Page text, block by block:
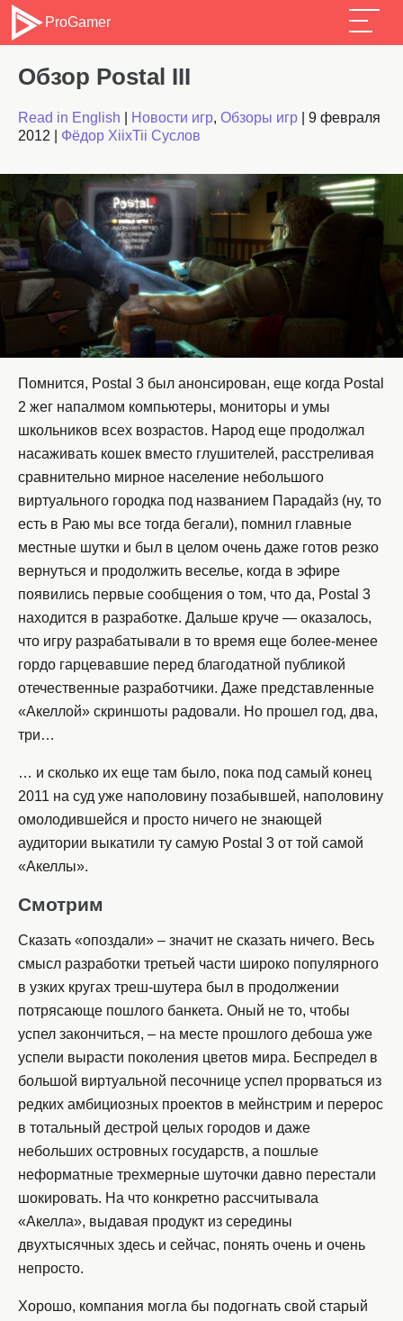
ProGamer
Обзор Postal III
Read in English Новости игр, Обзоры игр
9 февраля
2012
Фёдор XiixTii Суслов
Помнится, Postal 3 был анонсирован, еще когда Postal
2 жег напалмом компьютеры, мониторы и умы
школьников всех возрастов. Народ еще продолжал
насаживать кошек вместо глушителей, расстреливая
сравнительно мирное население небольшого
виртуального городка под названием Парадайз (ну, то
есть в Раю мы все тогда бегали), помнил главные
местные шутки и был в целом очень даже готов резко
вернуться и продолжить веселье, когда в эфире
появились первые сообщения о том, что да, Postal 3
находится в разработке. Дальше круче — оказалось,
что игру разрабатывали в то время еще более-менее
гордо гарцевавшие перед благодатной публикой
отечественные разработчики. Даже представленные
«Акеллой» скриншоты радовали. Но прошел год, два,
три…
… и сколько их еще там было, пока под самый конец
2011 на суд уже наполовину позабывшей, наполовину
омолодившейся и просто ничего не знающей
аудитории выкатили ту самую Postal 3 от той самой
«Акеллы».
Смотрим
Сказать «опоздали» – значит не сказать ничего. Весь
смысл разработки третьей части широко популярного
в узких кругах треш-шутера был в продолжении
потрясающе пошлого банкета. Оный не то, чтобы
успел закончиться, – на месте прошлого дебоша уже
успели вырасти поколения цветов мира. Беспредел в
большой виртуальной песочнице успел прорваться из
редких амбициозных проектов в мейнстрим и перерос
в тотальный дестрой целых городов и даже
небольших островных государств, а пошлые
неформатные трехмерные шуточки давно перестали
шокировать. На что конкретно рассчитывала
«Акелла», выдавая продукт из середины
двухтысячных здесь и сейчас, понять очень и очень
непросто.
Хорошо, компания могла бы подогнать свой старый